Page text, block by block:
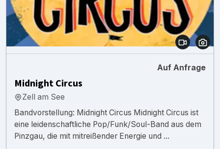
Auf Anfrage
Midnight Circus
Zell am See
Bandvorstellung: Midnight Circus Midnight Circus ist
eine leidenschaftliche Pop/Funk/Soul-Band aus dem
Pinzgau, die mit mitreißender Energie und ...